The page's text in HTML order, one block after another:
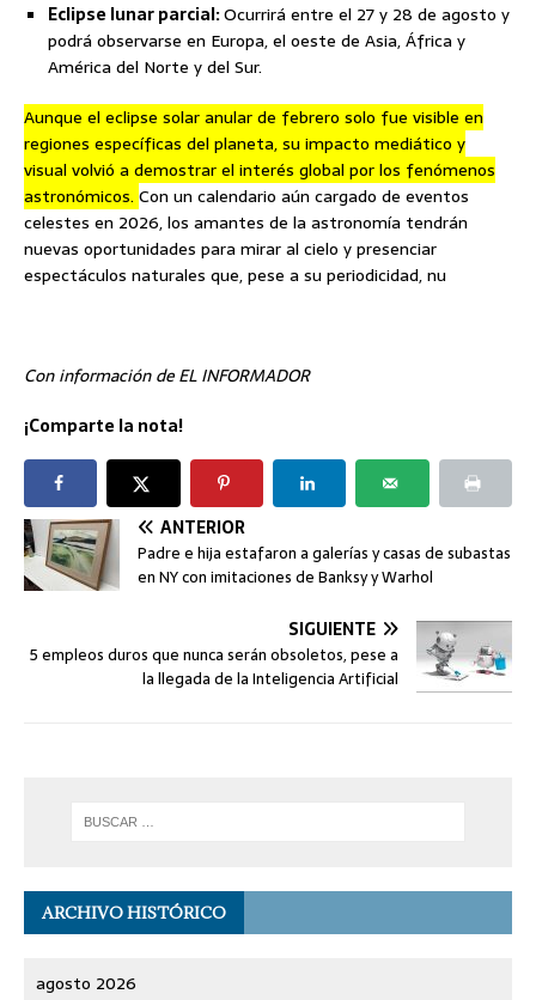
Eclipse lunar parcial:Ocurrirá entre el 27 y 28 de agosto y
podrá observarse en Europa, el oeste de Asia, África y
América del Norte y del Sur.
Aunque el eclipse solar anular de febrero solo fue visible en
regiones específicas del planeta, su impacto mediático y
visual volvió a demostrar el interés global por los fenómenos
astronómicos. Con un calendario aún cargado de eventos
celestes en 2026, los amantes de la astronomía tendrán
nuevas oportunidades para mirar al cielo y presenciar
espectáculos naturales que, pese a su periodicidad, nu
Con información de EL INFORMADOR
¡Comparte la nota!
ANTERIOR
Padre e hija estafaron a galerías y casas de subastas
en NY con imitaciones de Banksy y Warhol
SIGUIENTE
5 empleos duros que nunca serán obsoletos, pese a
la llegada de la Inteligencia Artificial
ARCHIVO HISTÓRICO
agosto 2026